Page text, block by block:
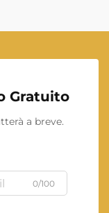
Gratuito
a breve.
0/100